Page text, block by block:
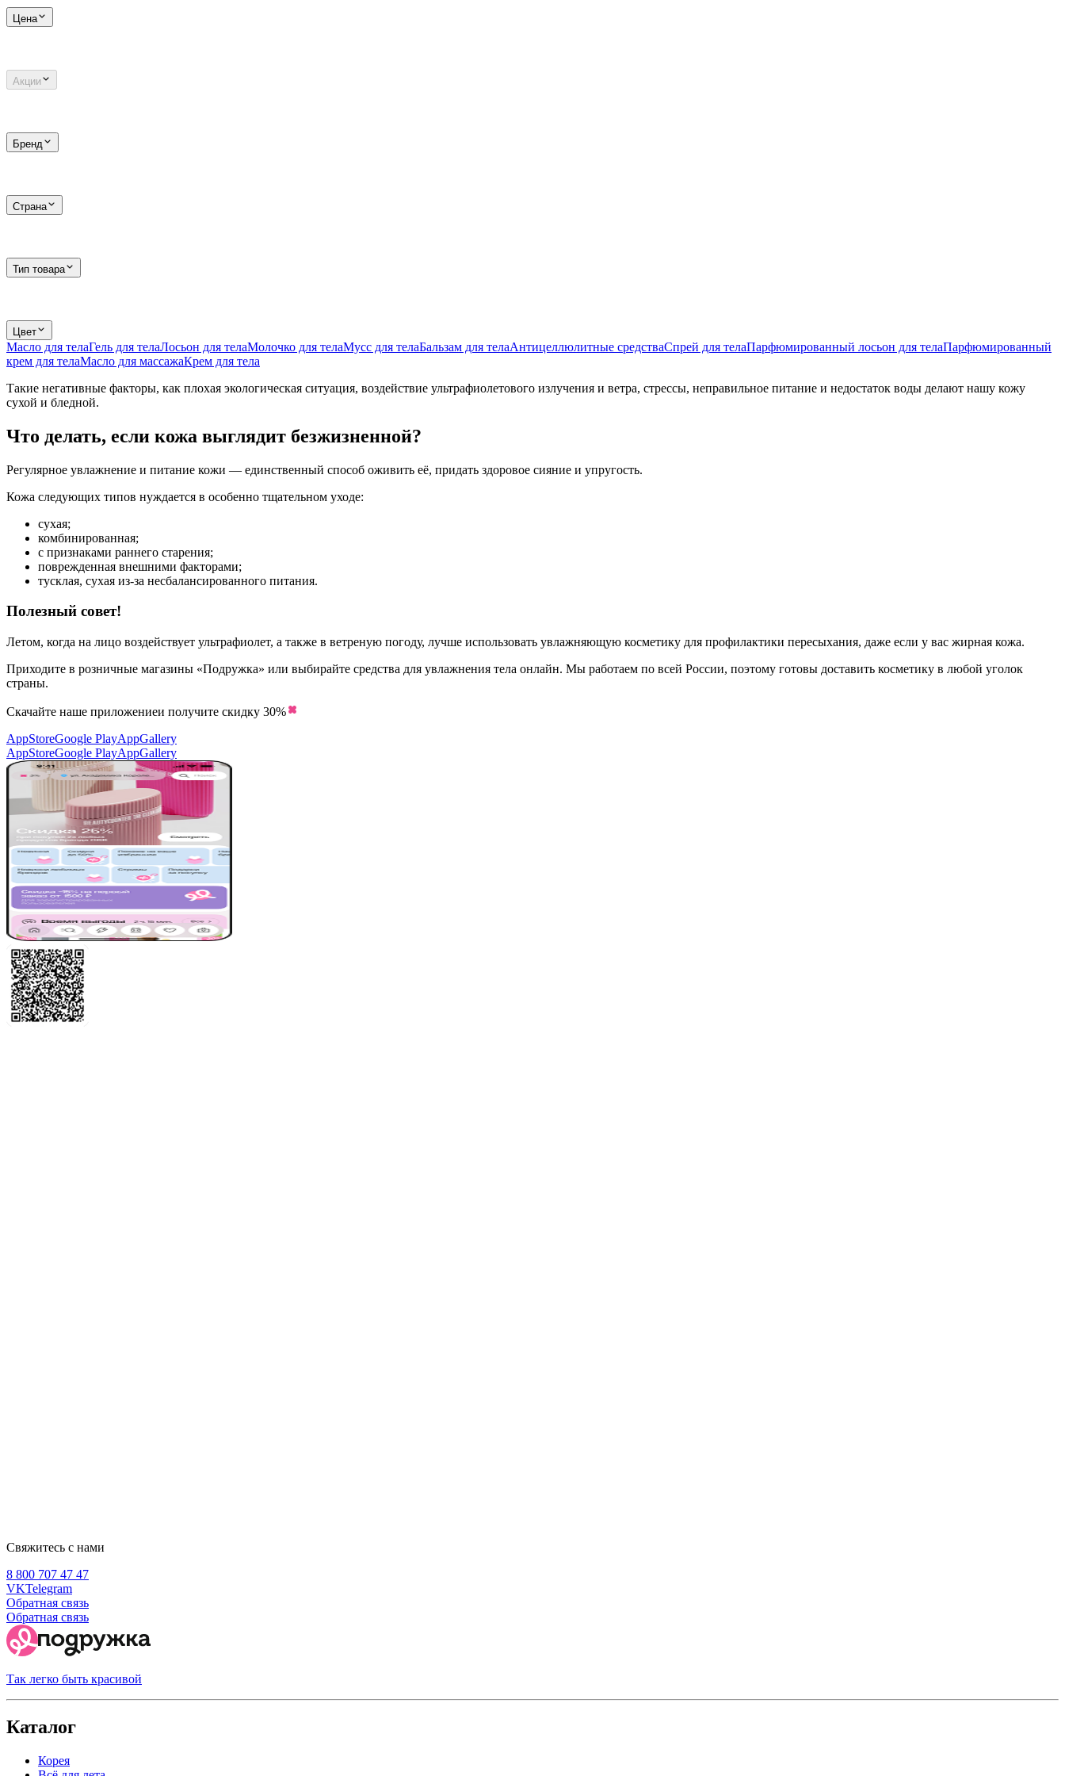
Цена
Акции
Бренд
Страна
Тип товара
Цвет
Масло для телаГель для телаЛосьон для телаМолочко для телаМусс для телаБальзам для телаАнтицеллюлитные средстваСпрей для телаПарфюмированный лосьон для телаПарфюмированный
крем для телаМасло для массажаКрем для тела
Такие негативные факторы, как плохая экологическая ситуация, воздействие ультрафиолетового излучения и ветра, стрессы, неправильное питание и недостаток воды делают нашу кожу
сухой и бледной.
Что делать, если кожа выглядит безжизненной?
Регулярное увлажнение и питание кожи — единственный способ оживить её, придать здоровое сияние и упругость.
Кожа следующих типов нуждается в особенно тщательном уходе:
сухая;
комбинированная;
с признаками раннего старения;
поврежденная внешними факторами;
тусклая, сухая из-за несбалансированного питания.
Полезный совет!
Летом, когда на лицо воздействует ультрафиолет, а также в ветреную погоду, лучше использовать увлажняющую косметику для профилактики пересыхания, даже если у вас жирная кожа.
Приходите в розничные магазины «Подружка» или выбирайте средства для увлажнения тела онлайн. Мы работаем по всей России, поэтому готовы доставить косметику в любой уголок
страны.
Скачайте наше приложениеи получите скидку 30%
AppStoreGoogle PlayAppGallery
AppStoreGoogle PlayAppGallery
Свяжитесь с нами
8 800 707 47 47
VKTelegram
Обратная связь
Обратная связь
Так легко быть красивой
Каталог
Корея